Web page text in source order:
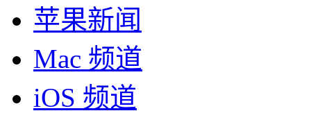
苹果新闻
Mac 频道
iOS 频道